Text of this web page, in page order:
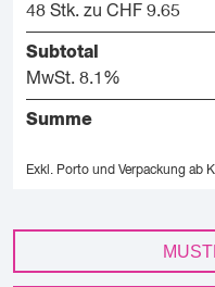
48 Stk. zu CHF 9.65
Subtotal
MwSt. 8.1%
Summe
Exkl. Porto und Verpackung ab